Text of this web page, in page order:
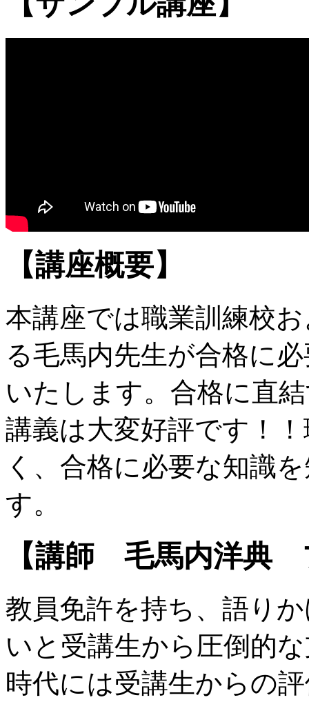
【講座概要】
本講座では職業訓練校
る毛馬内先生が合格に
いたします。合格に直
講義は大変好評です！
く、合格に必要な知識
す。
【講師 毛馬内洋典
教員免許を持ち、語り
いと受講生から圧倒的
時代には受講生からの